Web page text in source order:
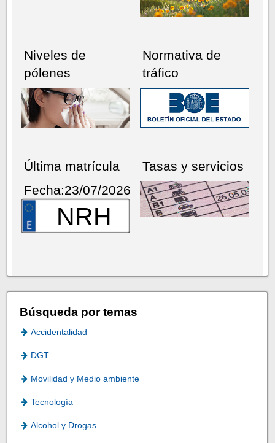
Niveles de
pólenes
Normativa de
tráfico
Última matrícula
Fecha:23/07/2026
NRH
Tasas y servicios
Búsqueda por temas
Accidentalidad
DGT
Movilidad y Medio ambiente
Tecnología
Alcohol y Drogas